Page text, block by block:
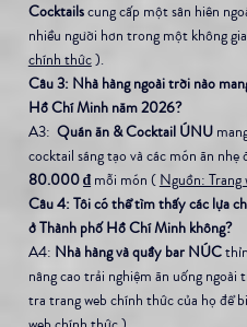
Cocktails cung cấp một sân hiên
nhiều người hơn trong một không
chính thức ).
Câu 3: Nhà hàng ngoài trời nào
Hồ Chí Minh năm 2026?
A3: Quán ăn & Cocktail ÚNU
cocktail sáng tạo và các món ăn
80.000 ₫ mỗi món ( Nguồn: Trang
Câu 4: Tôi có thể tìm thấy các lựa
ở Thành phố Hồ Chí Minh không?
A4: Nhà hàng và quầy bar NÚC
nâng cao trải nghiệm ăn uống
tra trang web chính thức của họ để